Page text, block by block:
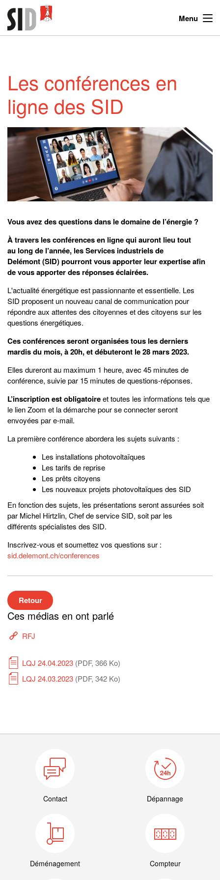
Menu
Les conférences en
ligne des SID
Vous avez des questions dans le domaine de l’énergie ?
À travers les conférences en ligne qui auront lieu tout
au long de l’année, les Services industriels de
Delémont (SID) pourront vous apporter leur expertise afin
de vous apporter des réponses éclairées.
L'actualité énergétique est passionnante et essentielle. Les
SID proposent un nouveau canal de communication pour
répondre aux attentes des citoyennes et des citoyens sur les
questions énergétiques.
Ces conférences seront organisées tous les derniers
mardis du mois, à 20h, et débuteront le 28 mars 2023.
Elles dureront au maximum 1 heure, avec 45 minutes de
conférence, suivie par 15 minutes de questions-réponses.
L’inscription est obligatoireet toutes les informations tels que
le lien Zoom et la démarche pour se connecter seront
envoyées par e-mail.
La première conférence abordera les sujets suivants :
Les installations photovoltaïques
Les tarifs de reprise
Les prêts citoyens
Les nouveaux projets photovoltaïques des SID
En fonction des sujets, les présentations seront assurées soit
par Michel Hirtzlin, Chef de service SID, soit par les
différents spécialistes des SID.
Inscrivez-vous et soumettez vos questions sur :
sid.delemont.ch/conferences
Retour
Ces médias en ont parlé
RFJ
LQJ 24.04.2023 (PDF, 366 Ko)
LQJ 24.03.2023 (PDF, 342 Ko)
Contact Dépannage
Déménagement Compteur